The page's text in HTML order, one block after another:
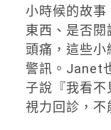
小時候的故事
東西、是否
頭痛，這些
警訊。Janet
子說『我看
視力回診，不